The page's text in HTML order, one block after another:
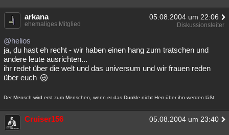
arkana 05.08.2004 um 22:06
ehemaliges Mitglied Diskussionsleiter
@helios
ja, du hast eh recht - wir haben einen hang zum tratschen und
andere leute ausrichten...
ihr redet über die welt und das universum und wir frauen reden
über euch
Der Mensch wird erst zum Menschen, wenn er das Dunkle nicht Herr über ihn werden läßt
Cruiser156 05.08.2004 um 23:40